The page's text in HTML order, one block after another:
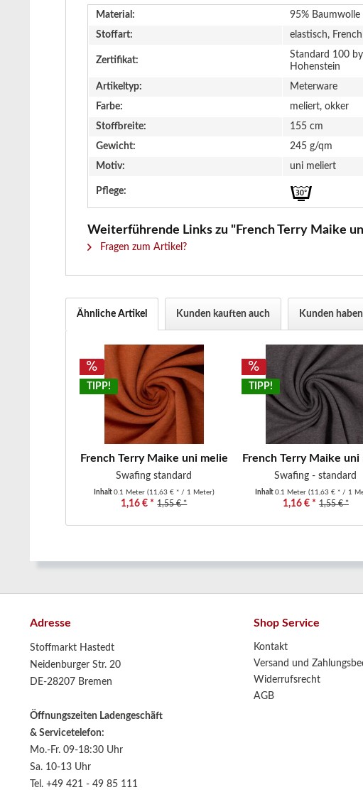
Material:
95% Baumwolle
Stoffart:
elastisch,
Zertifikat:
Standard 100
Hohenstein
Artikeltyp:
Meterware
Farbe:
meliert, okker
Stoffbreite:
155 cm
Gewicht:
245 g/qm
Motiv:
uni meliert
Pflege:
Weiterführende Links zu "French Terry Maike
Fragen zum Artikel?
Ähnliche Artikel Kunden kauften auch Kunden
TIPP!
French Terry Maike uni meliert terracotta
Swafing standard
Inhalt 0.1 Meter (11,63 € * / 1 Meter)
1,16 € * 1,55 € *
TIPP!
French Terry Maike
Swafing - standard
Inhalt0.1 Meter(11,63 € * / 1
1,16 € * 1,55 € *
Adresse
Stoffmarkt Hastedt
Neidenburger Str. 20
DE-28207 Bremen
Öffnungszeiten Ladengeschäft
& Servicetelefon:
Mo.-Fr. 09-18:30 Uhr
Sa. 10-13 Uhr
Tel. +49 421 - 49 85 111
Shop Service
Kontakt
Versand und
Widerrufsrecht
AGB